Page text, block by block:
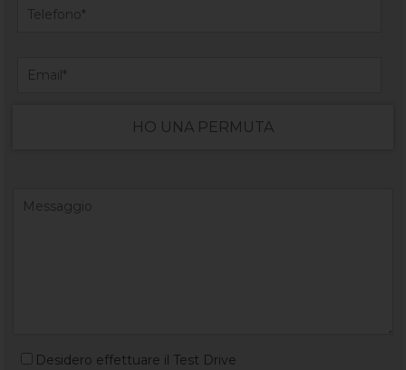
HO UNA PERMUTA
Desidero effettuare il Test Drive